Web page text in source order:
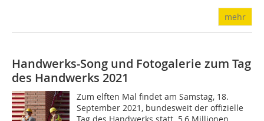
mehr
Handwerks-Song und Fotogalerie zum Tag
des Handwerks 2021
Zum elften Mal findet am Samstag, 18.
September 2021, bundesweit der offizielle